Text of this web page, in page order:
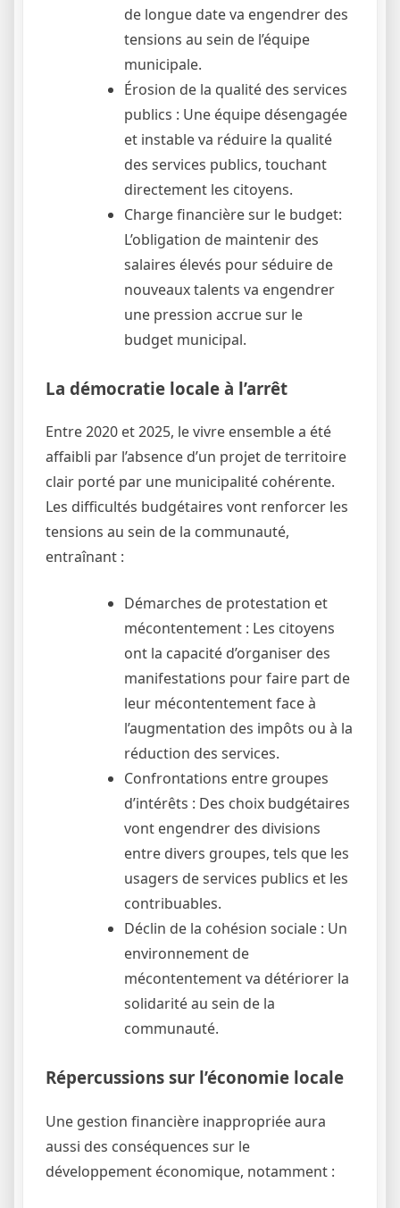
de longue date va engendrer des
tensions au sein de l’équipe
municipale.
Érosion de la qualité des services
publics : Une équipe désengagée
et instable va réduire la qualité
des services publics, touchant
directement les citoyens.
Charge financière sur le budget:
L’obligation de maintenir des
salaires élevés pour séduire de
nouveaux talents va engendrer
une pression accrue sur le
budget municipal.
La démocratie locale à l’arrêt
Entre 2020 et 2025, le vivre ensemble a été
affaibli par l’absence d’un projet de territoire
clair porté par une municipalité cohérente.
Les difficultés budgétaires vont renforcer les
tensions au sein de la communauté,
entraînant :
Démarches de protestation et
mécontentement : Les citoyens
ont la capacité d’organiser des
manifestations pour faire part de
leur mécontentement face à
l’augmentation des impôts ou à la
réduction des services.
Confrontations entre groupes
d’intérêts : Des choix budgétaires
vont engendrer des divisions
entre divers groupes, tels que les
usagers de services publics et les
contribuables.
Déclin de la cohésion sociale : Un
environnement de
mécontentement va détériorer la
solidarité au sein de la
communauté.
Répercussions sur l’économie locale
Une gestion financière inappropriée aura
aussi des conséquences sur le
développement économique, notamment :